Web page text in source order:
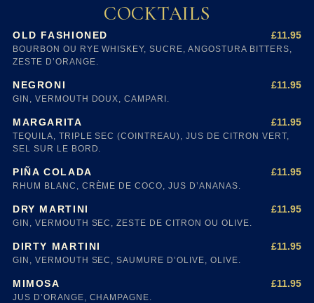
COCKTAILS
OLD FASHIONED £11.95
BOURBON OU RYE WHISKEY, SUCRE, ANGOSTURA BITTERS,
ZESTE D’ORANGE.
NEGRONI £11.95
GIN, VERMOUTH DOUX, CAMPARI.
MARGARITA £11.95
TEQUILA, TRIPLE SEC (COINTREAU), JUS DE CITRON VERT,
SEL SUR LE BORD.
PIÑA COLADA £11.95
RHUM BLANC, CRÈME DE COCO, JUS D’ANANAS.
DRY MARTINI £11.95
GIN, VERMOUTH SEC, ZESTE DE CITRON OU OLIVE.
DIRTY MARTINI £11.95
GIN, VERMOUTH SEC, SAUMURE D’OLIVE, OLIVE.
MIMOSA £11.95
JUS D’ORANGE, CHAMPAGNE.